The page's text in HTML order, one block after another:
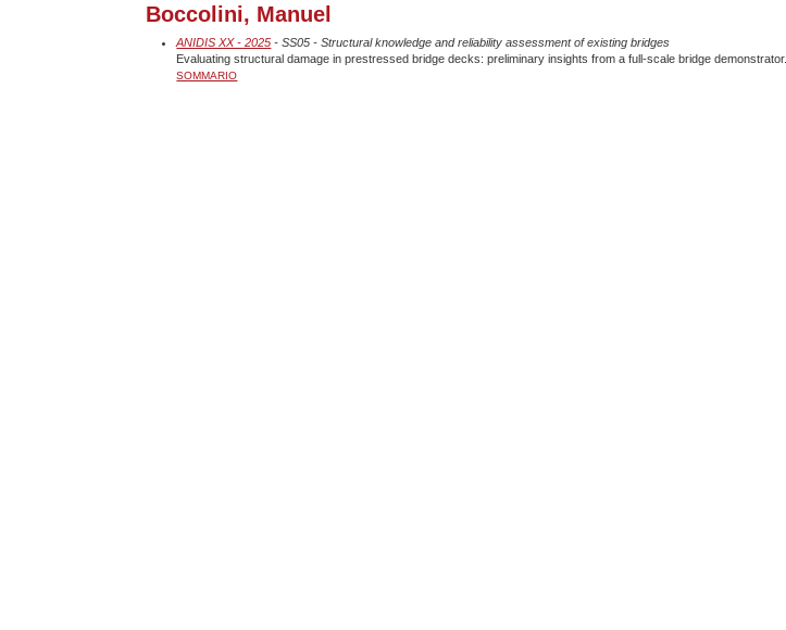
Boccolini, Manuel
ANIDIS XX - 2025 - SS05 - Structural knowledge and reliability assessment of existing bridges
Evaluating structural damage in prestressed bridge decks: preliminary insights from a full-scale bridge demonstrator.
SOMMARIO